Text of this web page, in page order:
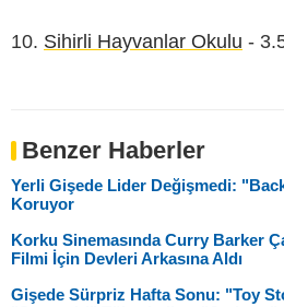
10. Sihirli Hayvanlar Okulu -
Benzer Haberler
Yerli Gişede Lider Değişmedi:
Koruyor
Korku Sinemasında Curry Barker
Filmi İçin Devleri Arkasına Aldı
Gişede Sürpriz Hafta Sonu: "Toy